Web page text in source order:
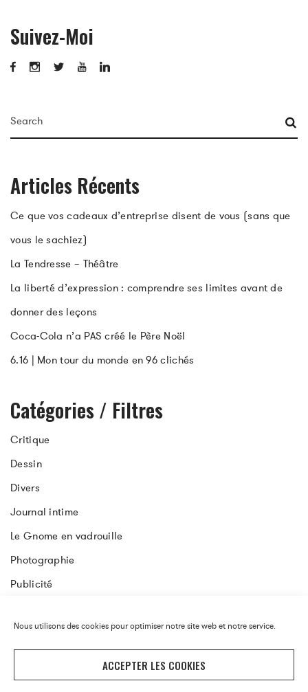
Nous utilisons des cookies pour optimiser notre site web et notre service.
ACCEPTER LES COOKIES
Suivez-Moi
Articles Récents
Ce que vos cadeaux d’entreprise disent de vous (sans que
vous le sachiez)
La Tendresse – Théâtre
La liberté d’expression : comprendre ses limites avant de
donner des leçons
Coca-Cola n’a PAS créé le Père Noël
6.16 | Mon tour du monde en 96 clichés
Catégories / Filtres
Critique
Dessin
Divers
Journal intime
Le Gnome en vadrouille
Photographie
Publicité
Vidéo